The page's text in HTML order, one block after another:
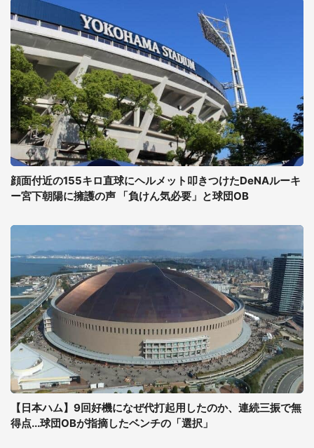
顔面付近の155キロ直球にヘルメット叩きつけたDeNAルーキ
ー宮下朝陽に擁護の声 「負けん気必要」と球団OB
【日本ハム】9回好機になぜ代打起用したのか、連続三振で無
得点...球団OBが指摘したベンチの「選択」